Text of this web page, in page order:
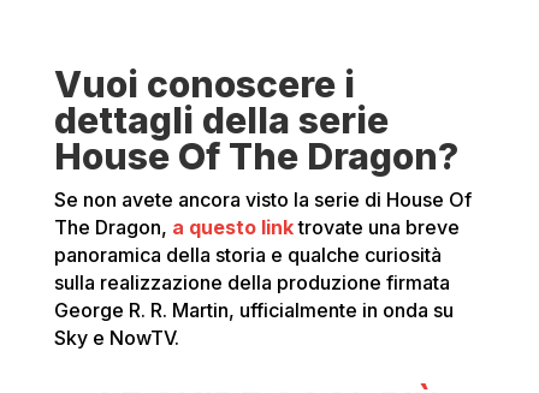
Vuoi conoscere i
dettagli della serie
House Of The Dragon?
Se non avete ancora visto la serie di House Of
The Dragon, a questo linktrovate una breve
panoramica della storia e qualche curiosità
sulla realizzazione della produzione firmata
George R. R. Martin, ufficialmente in onda su
Sky e NowTV.